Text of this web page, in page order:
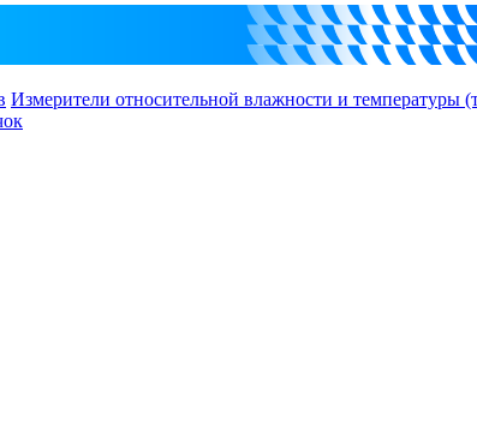
Измерители относительной влажности и температуры